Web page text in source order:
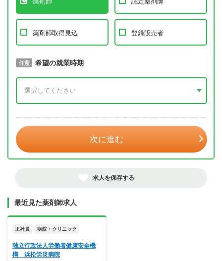
薬剤師取得見込 登録販売者
必須 取得予定年
任意 希望の就業時期
次に進む
求人を保存する
最近見た薬剤師求人
正社員 病院・クリニック
独立行政法人労働者健康安全機
構 浜松労災病院